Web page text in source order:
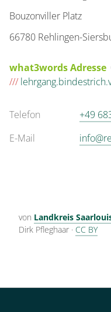
Bouzonviller Platz
66780 Rehlingen-
what3words Adresse
///
Telefon
+49
E-Mail
von Landkreis
Dirk Pfleghaar · CC BY